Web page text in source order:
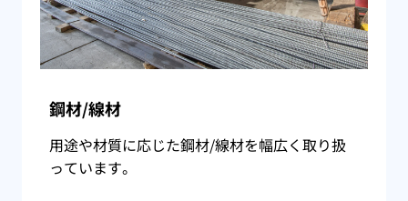
鋼材/線材
用途や材質に応じた鋼材/線材を幅広く取り扱
っています。